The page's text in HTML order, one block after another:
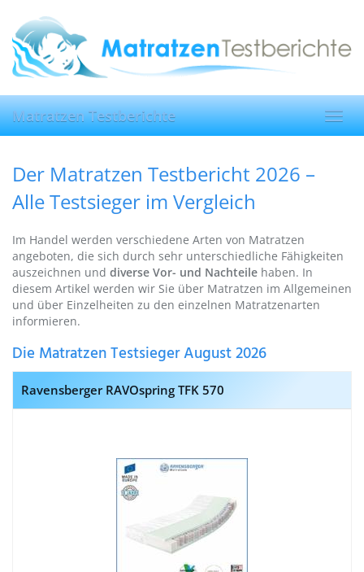
main
content
Matratzen Testberichte
Der Matratzen Testbericht 2026 –
Alle Testsieger im Vergleich
Im Handel werden verschiedene Arten von Matratzen
angeboten, die sich durch sehr unterschiedliche Fähigkeiten
auszeichnen und diverse Vor- und Nachteile haben. In
diesem Artikel werden wir Sie über Matratzen im Allgemeinen
und über Einzelheiten zu den einzelnen Matratzenarten
informieren.
Die Matratzen Testsieger August 2026
Ravensberger RAVOspring TFK 570